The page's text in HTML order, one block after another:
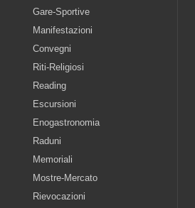
Gare-Sportive
Manifestazioni
Convegni
Riti-Religiosi
Reading
Escursioni
Enogastronomia
Raduni
Memoriali
Mostre-Mercato
Rievocazioni